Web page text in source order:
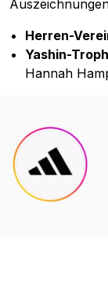
Herren-
Yashin-
Hannah